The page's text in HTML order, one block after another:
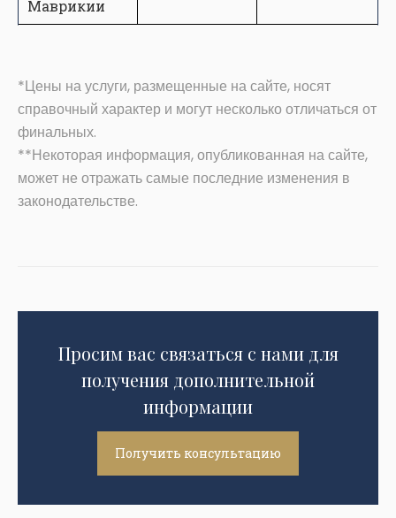
Маврикии
*Цены на услуги, размещенные на сайте, носят
справочный характер и могут несколько отличаться от
финальных.
**Некоторая информация, опубликованная на сайте,
может не отражать самые последние изменения в
законодательстве.
Просим вас связаться с нами для
получения дополнительной
информации
Получить консультацию